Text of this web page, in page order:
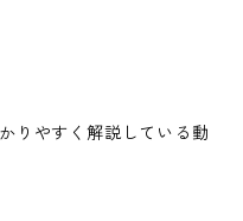
りやすく解説している動